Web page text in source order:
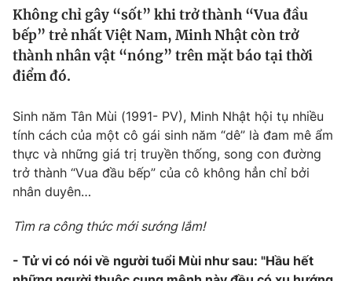
Y tế
Thế giới
Tin tức
Thế giới đó đây
Câu chuyện quốc tế
Tài chính
Thị trường
Góc doanh nghiệp
Dữ liệu và đời sống
Truyền hình
Phim VTV
Giải trí
Điện ảnh
Không chỉ gây “sốt” khi trở thành “Vua đầu
bếp” trẻ nhất Việt Nam, Minh Nhật còn trở
thành nhân vật “nóng” trên mặt báo tại thời
điểm đó.
Sinh năm Tân Mùi (1991- PV), Minh Nhật hội tụ nhiều
tính cách của một cô gái sinh năm “dê” là đam mê ẩm
thực và những giá trị truyền thống, song con đường
trở thành “Vua đầu bếp” của cô không hẳn chỉ bởi
nhân duyên…
Tìm ra công thức mới sướng lắm!
- Tử vi có nói về người tuổi Mùi như sau: "Hầu hết